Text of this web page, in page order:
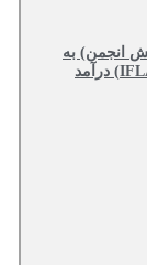
انجمن) به